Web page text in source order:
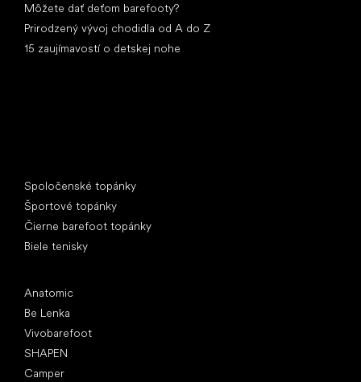
Môžete dať deťom barefooty?
Prirodzený vývoj chodidla od A do Z
15 zaujímavostí o detskej nohe
Spoločenské topánky
Športové topánky
Čierne barefoot topánky
Biele tenisky
Anatomic
Be Lenka
Vivobarefoot
SHAPEN
Camper